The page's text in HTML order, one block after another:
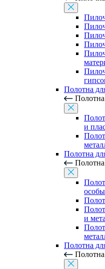
Полотна
и
Полотна
и
Полотна